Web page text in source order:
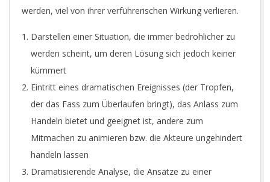
werden, viel von ihrer verführerischen Wirkung verlieren.
Darstellen einer Situation, die immer bedrohlicher zu
werden scheint, um deren Lösung sich jedoch keiner
kümmert
Eintritt eines dramatischen Ereignisses (der Tropfen,
der das Fass zum Überlaufen bringt), das Anlass zum
Handeln bietet und geeignet ist, andere zum
Mitmachen zu animieren bzw. die Akteure ungehindert
handeln lassen
Dramatisierende Analyse, die Ansätze zu einer